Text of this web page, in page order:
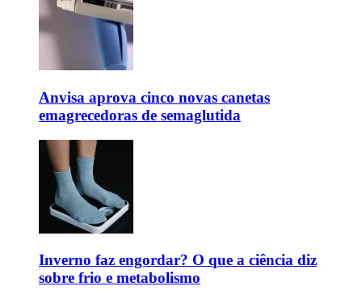
Anvisa aprova cinco novas canetas
emagrecedoras de semaglutida
Inverno faz engordar? O que a ciência diz
sobre frio e metabolismo